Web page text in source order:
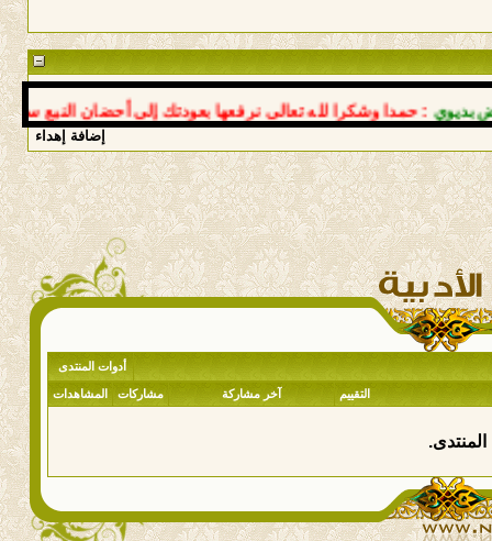
: حمدا وشكرا لله تعالى نرفعها بعودتك إلى أحضان النبع سالما
إضافة إهداء
أدوات المنتدى
التقييم آخر مشاركة مشاركات المشاهدات